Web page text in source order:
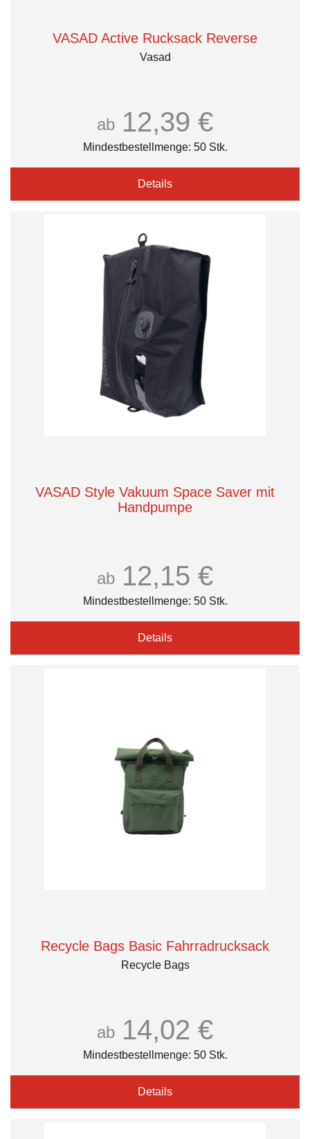
VASAD Active Rucksack Reverse
Vasad
ab 12,39 €
Mindestbestellmenge: 50 Stk.
Details
VASAD Style Vakuum Space Saver mit
Handpumpe
ab 12,15 €
Mindestbestellmenge: 50 Stk.
Details
Recycle Bags Basic Fahrradrucksack
Recycle Bags
ab 14,02 €
Mindestbestellmenge: 50 Stk.
Details